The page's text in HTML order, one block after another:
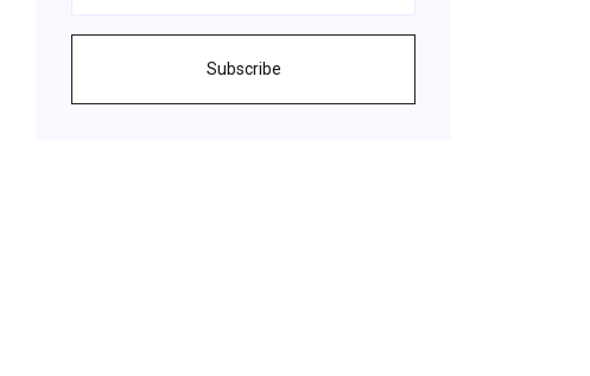
Subscribe